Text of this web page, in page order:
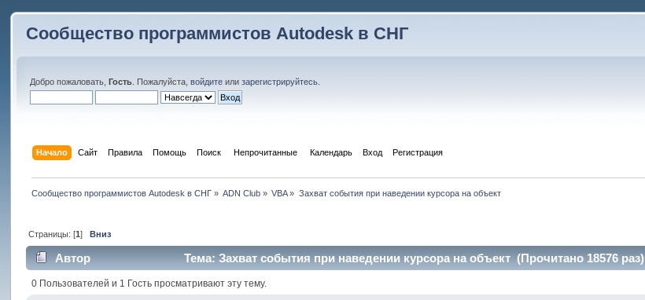
Сообщество программистов Autodesk в СНГ
Добро пожаловать,Гость . Пожалуйста,войдите илизарегистрируйтесь
Начало Сайт Правила Помощь Поиск Непрочитанные Календарь Вход Регистрация
Сообщество программистов Autodesk в СНГ» ADN Club » VBA» Захват события при наведении курсора на объект
Страницы: [1] Вниз
Автор Тема: Захват события при наведении курсора на объект (Прочитано 18576 раз)
0 Пользователей и 1 Гость просматривают эту тему.